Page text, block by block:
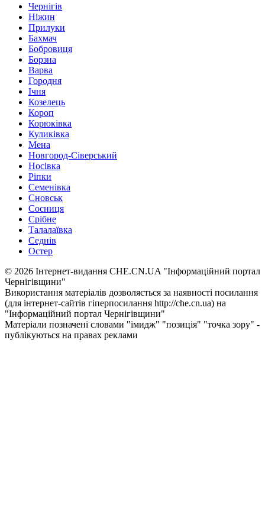
Чернігів
Ніжин
Прилуки
Бахмач
Бобровиця
Борзна
Варва
Городня
Ічня
Козелець
Короп
Корюківка
Куликівка
Мена
Новгород-Сіверський
Носівка
Ріпки
Семенівка
Сновськ
Сосниця
Срібне
Талалаївка
Седнів
Остер
© 2026 Інтернет-видання CHE.CN.UA "Інформаційний портал
Чернiгiвщини"
Використання матеріалів дозволяється за наявності посилання
(для інтернет-сайтів гіперпосилання http://che.cn.ua) на
"Інформаційний портал Чернiгiвщини"
Матеріали позначені словами "імидж" "позиція" "точка зору" -
публікуються на правах реклами